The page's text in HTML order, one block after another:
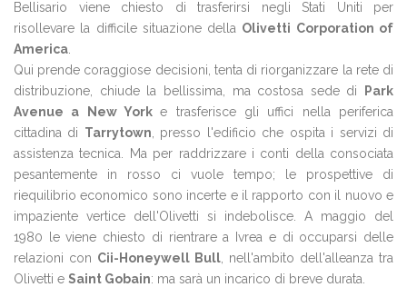
Bellisario viene chiesto di trasferirsi negli Stati Uniti per
risollevare la difficile situazione della Olivetti Corporation of
America
Qui prende coraggiose decisioni, tenta di riorganizzare la rete di
distribuzione, chiude la bellissima, ma costosa sede di
Park
Avenue a New Yorke trasferisce gli uffici nella periferica
cittadina di Tarrytown , presso l'edificio che ospita i servizi di
assistenza tecnica. Ma per raddrizzare i conti della consociata
pesantemente in rosso ci vuole tempo; le prospettive di
riequilibrio economico sono incerte e il rapporto con il nuovo e
impaziente vertice dell'Olivetti si indebolisce. A maggio del
1980 le viene chiesto di rientrare a Ivrea e di occuparsi delle
relazioni con Cii-Honeywell Bull , nell'ambito dell'alleanza tra
Olivetti e Saint Gobain: ma sarà un incarico di breve durata.